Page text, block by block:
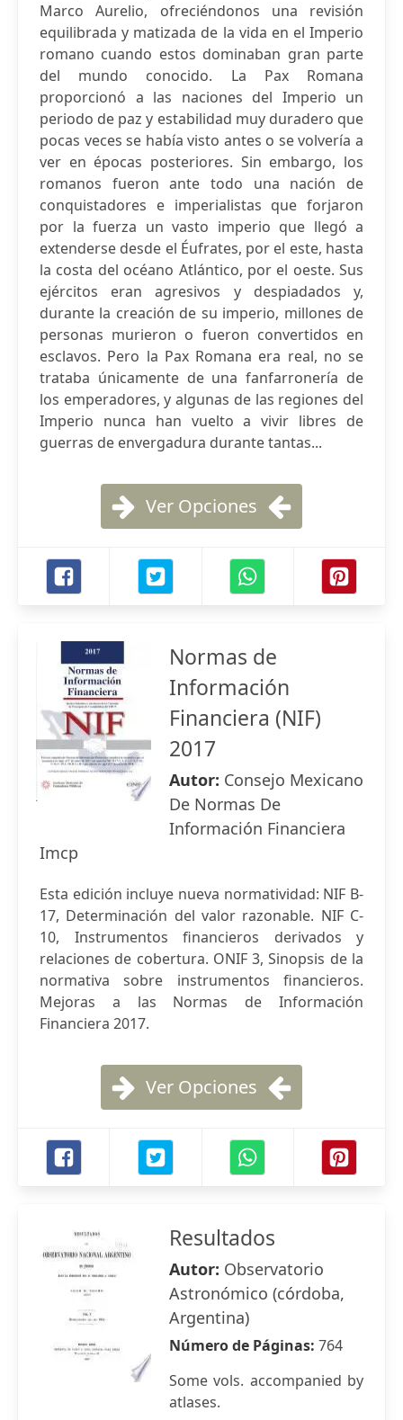
Marco Aurelio, ofreciéndonos una revisión
equilibrada y matizada de la vida en el Imperio
romano cuando estos dominaban gran parte
del mundo conocido. La Pax Romana
proporcionó a las naciones del Imperio un
periodo de paz y estabilidad muy duradero que
pocas veces se había visto antes o se volvería a
ver en épocas posteriores. Sin embargo, los
romanos fueron ante todo una nación de
conquistadores e imperialistas que forjaron
por la fuerza un vasto imperio que llegó a
extenderse desde el Éufrates, por el este, hasta
la costa del océano Atlántico, por el oeste. Sus
ejércitos eran agresivos y despiadados y,
durante la creación de su imperio, millones de
personas murieron o fueron convertidos en
esclavos. Pero la Pax Romana era real, no se
trataba únicamente de una fanfarronería de
los emperadores, y algunas de las regiones del
Imperio nunca han vuelto a vivir libres de
guerras de envergadura durante tantas...
Ver Opciones
Normas de
Información
Financiera (NIF)
2017
Autor: Consejo Mexicano
De Normas De
Información Financiera
Imcp
Esta edición incluye nueva normatividad: NIF B-
17, Determinación del valor razonable. NIF C-
10, Instrumentos financieros derivados y
relaciones de cobertura. ONIF 3, Sinopsis de la
normativa sobre instrumentos financieros.
Mejoras a las Normas de Información
Financiera 2017.
Ver Opciones
Resultados
Autor: Observatorio
Astronómico (córdoba,
Argentina)
Número de Páginas: 764
Some vols. accompanied by
atlases.